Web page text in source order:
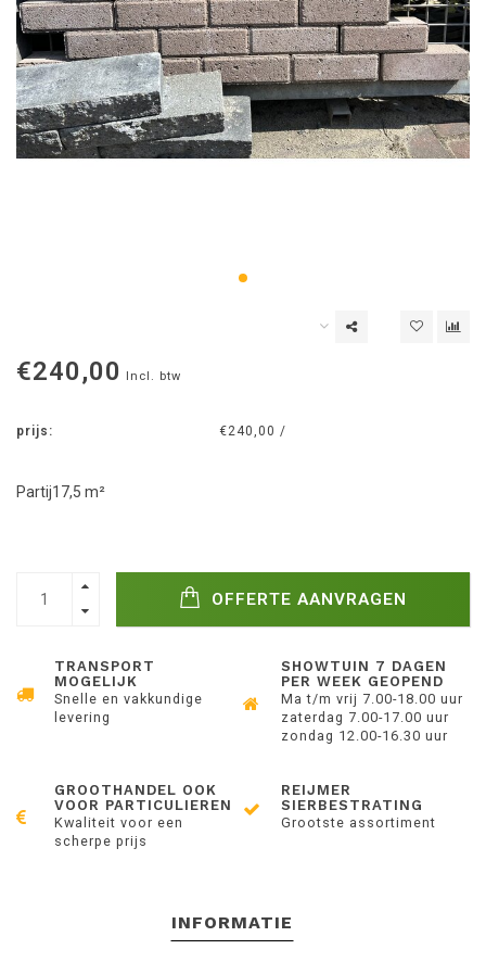
€240,00 Incl. btw
prijs: €240,00 /
Partij17,5 m²
OFFERTE AANVRAGEN
TRANSPORT
MOGELIJK
Snelle en vakkundige
levering
SHOWTUIN 7 DAGEN
PER WEEK GEOPEND
Ma t/m vrij 7.00-18.00 uur
zaterdag 7.00-17.00 uur
zondag 12.00-16.30 uur
GROOTHANDEL OOK
VOOR PARTICULIEREN
Kwaliteit voor een
scherpe prijs
REIJMER
SIERBESTRATING
Grootste assortiment
INFORMATIE